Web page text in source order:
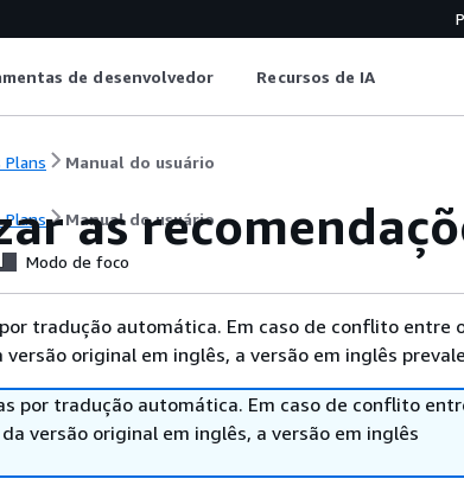
de desenvolvedor Recursos de IA
Plans Manual do usuário
Plans Manual do usuário
as
Modo de foco
tradução automática. Em caso de conflito entre
original em inglês, a versão em inglês
por tradução automática. Em caso de conflito
versão original em inglês, a versão em inglês